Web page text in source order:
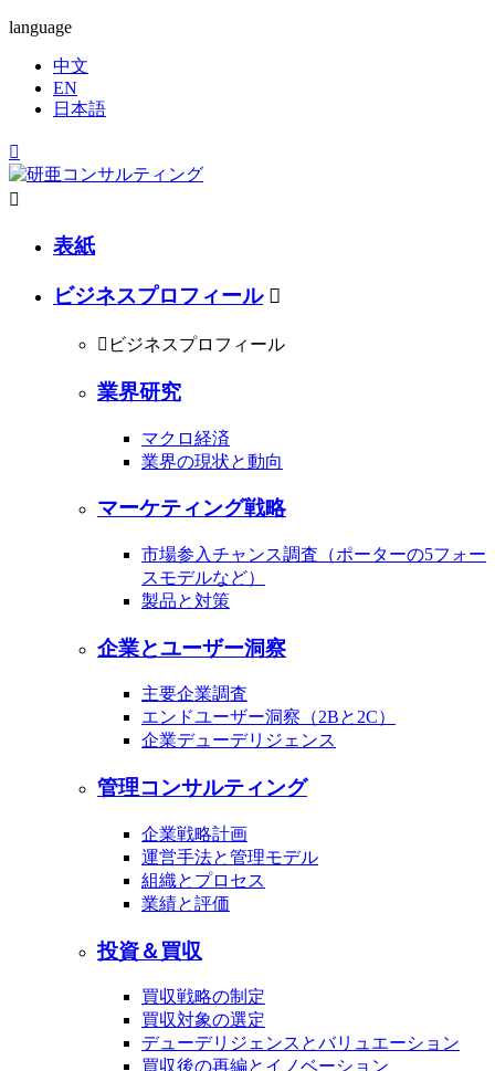
language
中文
EN
日本語


表紙
ビジネスプロフィール 
 ビジネスプロフィール
業界研究
マクロ経済
業界の現状と動向
マーケティング戦略
市場参入チャンス調査（ポーターの5フォー
スモデルなど）
製品と対策
企業とユーザー洞察
主要企業調査
エンドユーザー洞察（2Bと2C）
企業デューデリジェンス
管理コンサルティング
企業戦略計画
運営手法と管理モデル
組織とプロセス
業績と評価
投資＆買収
買収戦略の制定
買収対象の選定
デューデリジェンスとバリュエーション
買収後の再編とイノベーション